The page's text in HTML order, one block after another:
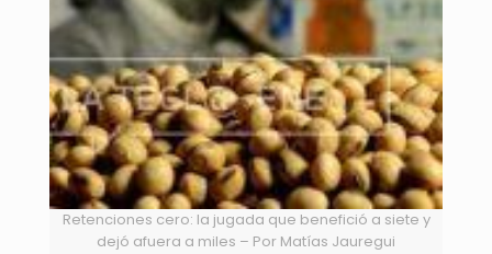
Retenciones cero: la jugada que benefició a siete y
dejó afuera a miles – Por Matías Jauregui